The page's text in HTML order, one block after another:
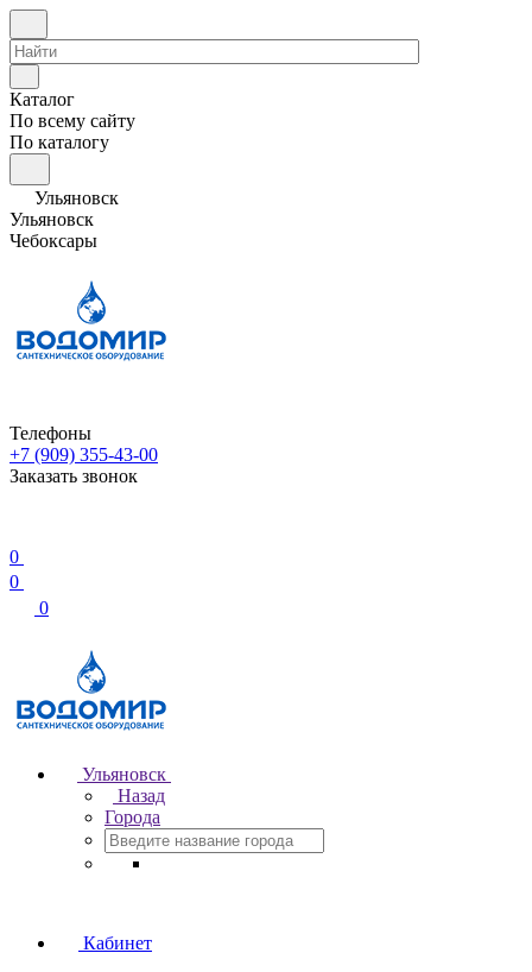
Каталог
По всему сайту
По каталогу
Ульяновск
Ульяновск
Чебоксары
Телефоны
+7 (909) 355-43-00
Заказать звонок
0
0
0
Ульяновск
Назад
Города
Кабинет